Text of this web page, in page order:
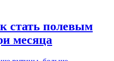
стать полевым
месяца